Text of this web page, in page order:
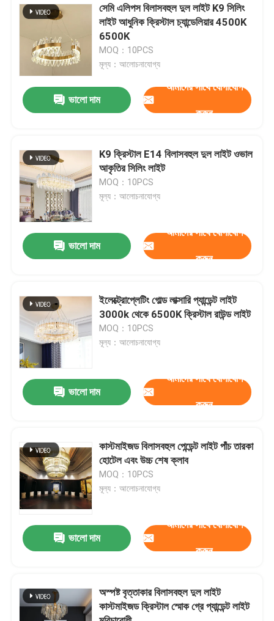
পণ্য
আমাদের সম্বন্ধে
কারখানা পরিদর্শন
আমাদের সাথে যোগাযোগ
ব্লগ
একটি উদ্ধৃতি অনুরোধ করুন
কাস্টম চ্যান্ডেলিয়ার
সেমি এলিপস বিলাসবহুল দুল লাইট K9 সিলিং
লাইট আধুনিক ক্রিস্টাল চ্যান্ডেলিয়ার 4500K
6500K
MOQ：10PCS
মূল্য：আলোচনাযোগ্য
ভালো দাম
আমাদের সাথে যোগাযোগ
করুন
K9 ক্রিস্টাল E14 বিলাসবহুল দুল লাইট ওভাল
আকৃতির সিলিং লাইট
MOQ：10PCS
মূল্য：আলোচনাযোগ্য
ভালো দাম
আমাদের সাথে যোগাযোগ
করুন
ইলেক্ট্রোপ্লেটিং গোল্ড লাক্সারি প্যান্ডেন্ট লাইট
3000k থেকে 6500K ক্রিস্টাল রাউন্ড লাইট
MOQ：10PCS
মূল্য：আলোচনাযোগ্য
ভালো দাম
আমাদের সাথে যোগাযোগ
করুন
কাস্টমাইজড বিলাসবহুল পেন্ডেন্ট লাইট পাঁচ তারকা
হোটেল এবং উচ্চ শেষ ক্লাব
MOQ：10PCS
মূল্য：আলোচনাযোগ্য
ভালো দাম
আমাদের সাথে যোগাযোগ
করুন
অস্পষ্ট বৃত্তাকার বিলাসবহুল দুল লাইট
কাস্টমাইজড ক্রিস্টাল স্মোক গ্রে প্যান্ডেন্ট লাইট